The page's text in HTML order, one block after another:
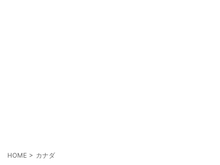
HOME > カナダ